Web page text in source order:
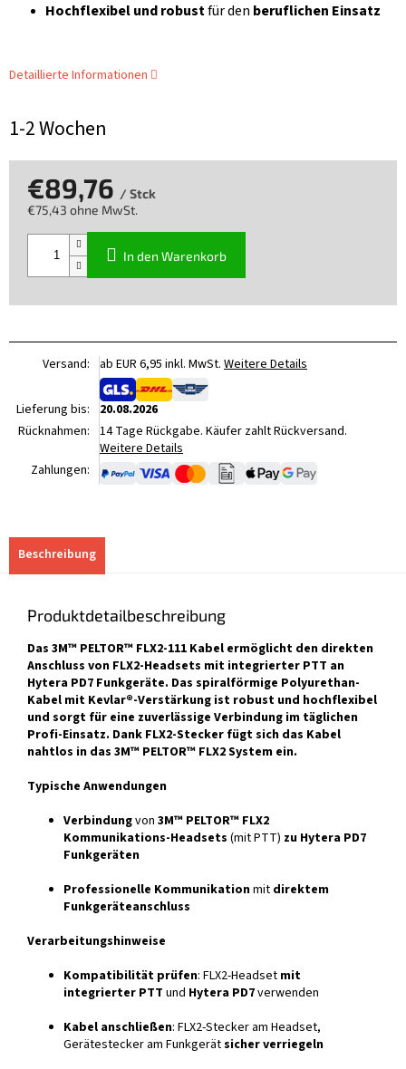
1-2 Wochen
Hochflexibel und robustfür den beruflichen Einsatz
Detaillierte Informationen
€89,76 / Stck
€75,43 ohne MwSt.
In den Warenkorb
Versand: ab EUR 6,95 inkl. MwSt. Weitere Details
Lieferung bis:
20.08.2026
Rücknahmen: 14 Tage Rückgabe. Käufer zahlt Rückversand.
Weitere Details
Zahlungen:
Beschreibung
Produktdetailbeschreibung
Das 3M™ PELTOR™ FLX2-111 Kabel ermöglicht den direkten
Anschluss von FLX2-Headsets mit integrierter PTT an
Hytera PD7 Funkgeräte. Das spiralförmige Polyurethan-
Kabel mit Kevlar®-Verstärkung ist robust und hochflexibel
und sorgt für eine zuverlässige Verbindung im täglichen
Profi-Einsatz. Dank FLX2-Stecker fügt sich das Kabel
nahtlos in das 3M™ PELTOR™ FLX2 System ein.
Typische Anwendungen
Verbindungvon 3M™ PELTOR™ FLX2
Kommunikations-Headsets (mit PTT) zu Hytera PD7
Funkgeräten
Professionelle Kommunikationmit direktem
Funkgeräteanschluss
Verarbeitungshinweise
Kompatibilität prüfen: FLX2-Headset mit
integrierter PTT und Hytera PD7verwenden
Kabel anschließen: FLX2-Stecker am Headset,
Gerätestecker am Funkgerätsicher verriegeln